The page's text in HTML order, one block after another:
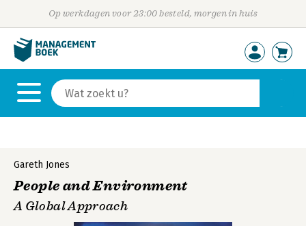
Op werkdagen voor 23:00 besteld, morgen in huis
Gareth Jones
People and Environment
A Global Approach